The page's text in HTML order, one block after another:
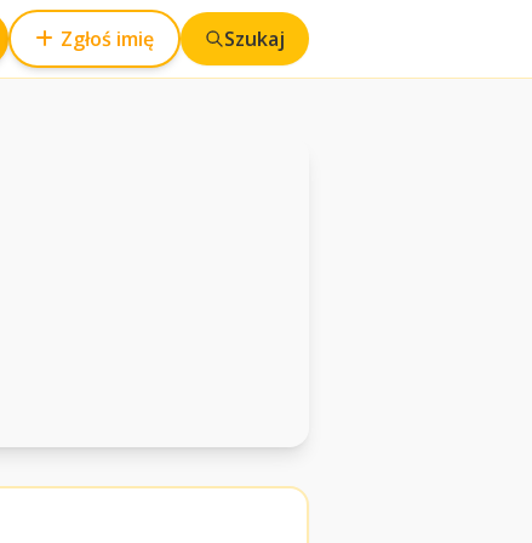
Zgłoś imię Szukaj